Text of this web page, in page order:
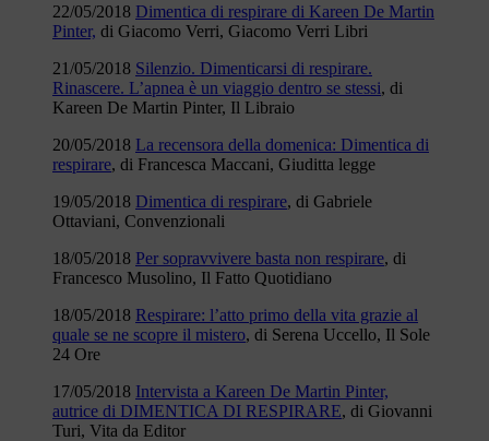
22/05/2018 Dimentica di respirare di Kareen De Martin
Pinter, di Giacomo Verri, Giacomo Verri Libri
21/05/2018 Silenzio. Dimenticarsi di respirare.
Rinascere. L’apnea è un viaggio dentro se stessi, di
Kareen De Martin Pinter, Il Libraio
20/05/2018 La recensora della domenica: Dimentica di
respirare, di Francesca Maccani, Giuditta legge
19/05/2018 Dimentica di respirare, di Gabriele
Ottaviani, Convenzionali
18/05/2018 Per sopravvivere basta non respirare, di
Francesco Musolino, Il Fatto Quotidiano
18/05/2018 Respirare: l’atto primo della vita grazie al
quale se ne scopre il mistero, di Serena Uccello, Il Sole
24 Ore
17/05/2018 Intervista a Kareen De Martin Pinter,
autrice di DIMENTICA DI RESPIRARE, di Giovanni
Turi, Vita da Editor